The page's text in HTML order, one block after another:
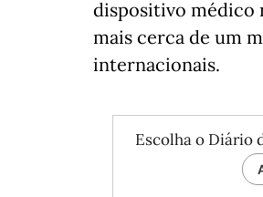
dispositivo médico
mais cerca de um
internacionais.
Escolha o Diário